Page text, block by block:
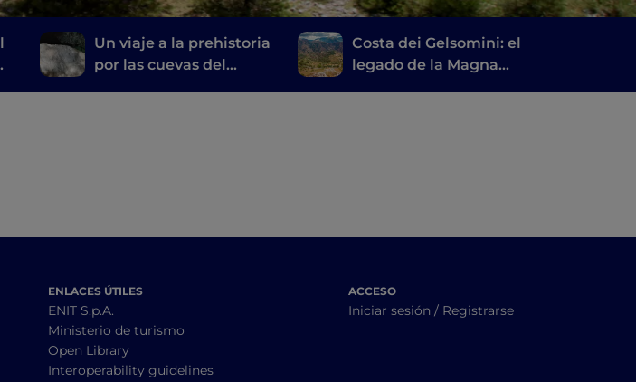
Un viaje a la prehistoria
por las cuevas del
Costa dei Gelsomini: el
legado de la Magna
ENLACES ÚTILES
ENIT S.p.A.
Ministerio de turismo
Open Library
Interoperability guidelines
ACCESO
Iniciar sesión / Registrarse